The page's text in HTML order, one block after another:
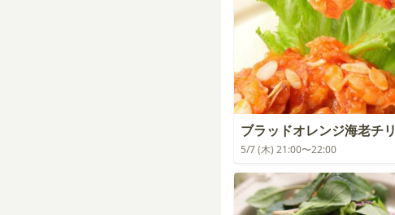
ブラッドオレンジ海老チリ
5/7 (木) 21:00〜22:00